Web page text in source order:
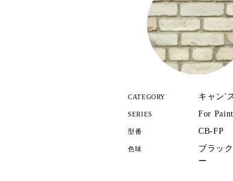
CATEGORY キャン'
SERIES For
型番 CB-FP
色味
ブラッ
ー